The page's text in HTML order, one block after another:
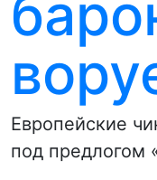
Европейские
под предлогом